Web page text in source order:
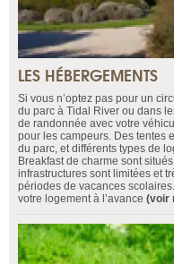
LES HÉBERGEMENTS
Si vous n’optez pas pour un
du parc à Tidal River ou dans
de randonnée avec votre
pour les campeurs. Des tentes
du parc, et différents types de
Breakfast de charme sont
infrastructures sont limitées et
périodes de vacances
votre logement à l’avance (voir